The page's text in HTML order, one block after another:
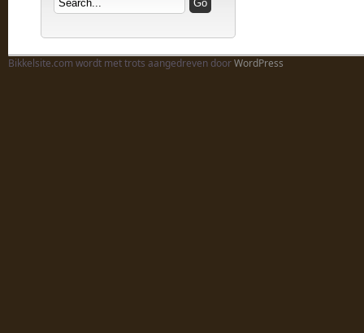
Bikkelsite.com wordt met trots aangedreven doorWordPress